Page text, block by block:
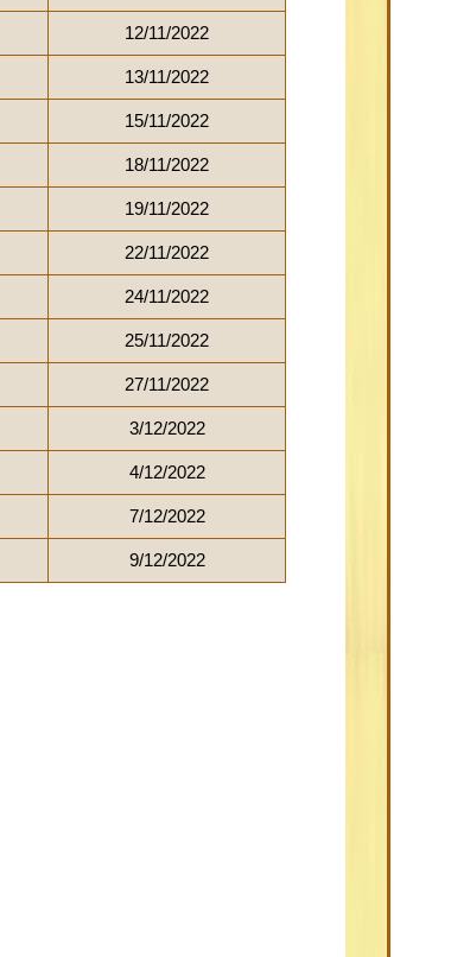
12/11/2022
13/11/2022
15/11/2022
18/11/2022
19/11/2022
22/11/2022
24/11/2022
25/11/2022
27/11/2022
3/12/2022
4/12/2022
7/12/2022
9/12/2022